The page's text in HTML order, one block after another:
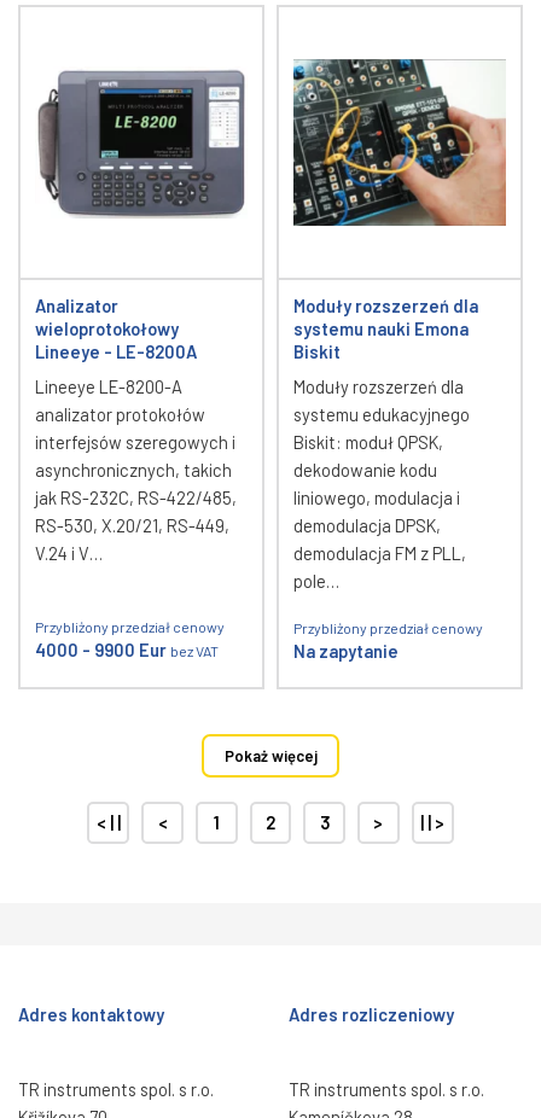
Analizator
wieloprotokołowy
Lineeye - LE-8200A
Lineeye LE-8200-A
analizator protokołów
interfejsów szeregowych i
asynchronicznych, takich
jak RS-232C, RS-422/485,
RS-530, X.20/21, RS-449,
V.24 i V…
Przybliżony przedział cenowy
4000 - 9900 Eur bez VAT
Moduły rozszerzeń dla
systemu nauki Emona
Biskit
Moduły rozszerzeń dla
systemu edukacyjnego
Biskit: moduł QPSK,
dekodowanie kodu
liniowego, modulacja i
demodulacja DPSK,
demodulacja FM z PLL,
pole…
Przybliżony przedział cenowy
Na zapytanie
Pokaż więcej
< | | < 1 2 3 > | | >
Adres kontaktowy
TR instruments spol. s r.o.
Adres rozliczeniowy
TR instruments spol. s r.o.